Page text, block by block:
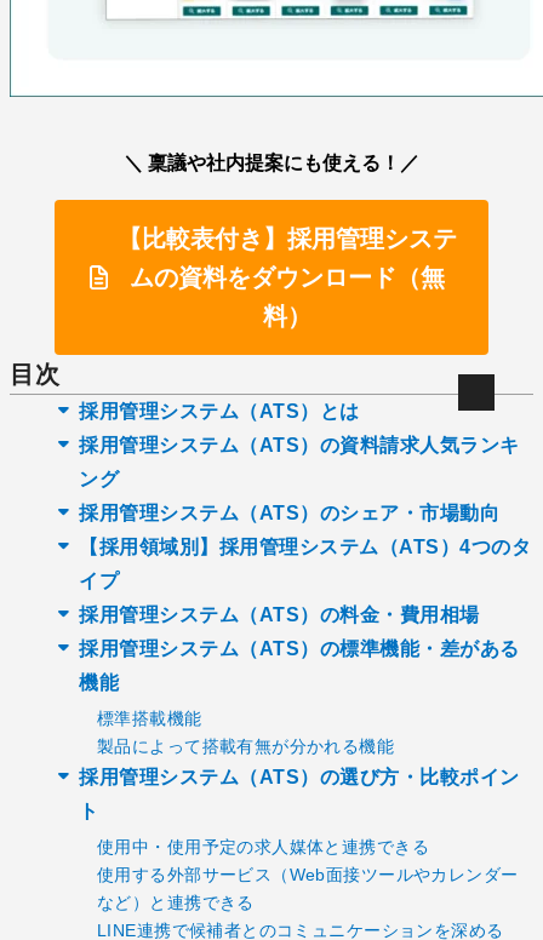
＼ 稟議や社内提案にも使える！／
【比較表付き】採用管理システ
ムの資料をダウンロード（無
料）
目次
採用管理システム（ATS）とは
採用管理システム（ATS）の資料請求人気ランキ
ング
採用管理システム（ATS）のシェア・市場動向
【採用領域別】採用管理システム（ATS）4つのタ
イプ
採用管理システム（ATS）の料金・費用相場
採用管理システム（ATS）の標準機能・差がある
機能
標準搭載機能
製品によって搭載有無が分かれる機能
採用管理システム（ATS）の選び方・比較ポイン
ト
使用中・使用予定の求人媒体と連携できる
使用する外部サービス（Web面接ツールやカレンダー
など）と連携できる
LINE連携で候補者とのコミュニケーションを深める